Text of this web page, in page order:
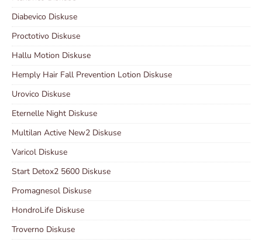
Diabevico Diskuse
Proctotivo Diskuse
Hallu Motion Diskuse
Hemply Hair Fall Prevention Lotion Diskuse
Urovico Diskuse
Eternelle Night Diskuse
Multilan Active New2 Diskuse
Varicol Diskuse
Start Detox2 5600 Diskuse
Promagnesol Diskuse
HondroLife Diskuse
Troverno Diskuse